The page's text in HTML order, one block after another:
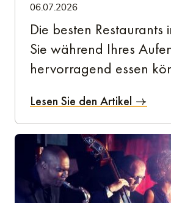
06.07.2026
Die besten Restaurants
Sie während Ihres
hervorragend essen
Lesen Sie den Artikel